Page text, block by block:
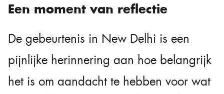
Een moment van reflectie
De gebeurtenis in New Delhi is een
pijnlijke herinnering aan hoe belangrijk
het is om aandacht te hebben voor wat